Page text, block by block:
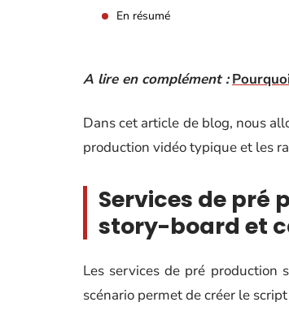
En résumé
A lire en complément :
Dans cet article de blog, nous
production vidéo typique et les
Services de pré
story-board et
Les services de pré production
scénario permet de créer le